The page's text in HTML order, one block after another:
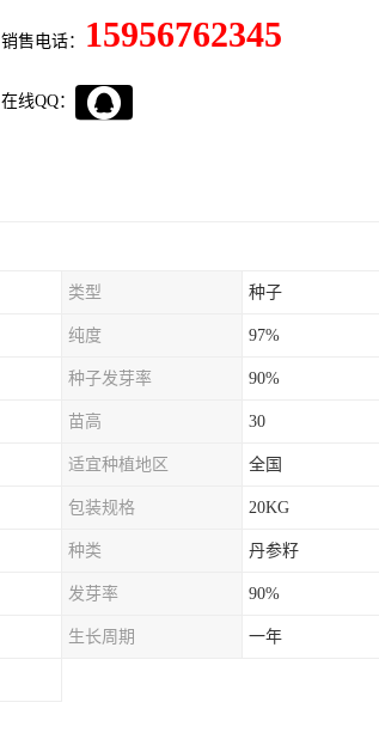
销售电话： 15956762345
在线QQ：
类型 种子
纯度 97%
种子发芽率 90%
苗高 30
适宜种植地区 全国
包装规格 20KG
种类 丹参籽
发芽率 90%
生长周期 一年